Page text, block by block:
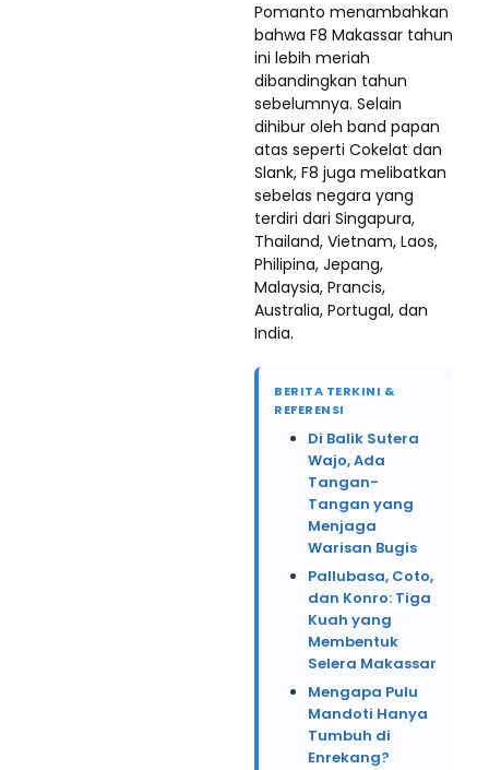
Pomanto menambahkan
bahwa F8 Makassar tahun
ini lebih meriah
dibandingkan tahun
sebelumnya. Selain
dihibur oleh band papan
atas seperti Cokelat dan
Slank, F8 juga melibatkan
sebelas negara yang
terdiri dari Singapura,
Thailand, Vietnam, Laos,
Philipina, Jepang,
Malaysia, Prancis,
Australia, Portugal, dan
India.
BERITA TERKINI &
REFERENSI
Di Balik Sutera
Wajo, Ada
Tangan-
Tangan yang
Menjaga
Warisan Bugis
Pallubasa, Coto,
dan Konro: Tiga
Kuah yang
Membentuk
Selera Makassar
Mengapa Pulu
Mandoti Hanya
Tumbuh di
Enrekang?